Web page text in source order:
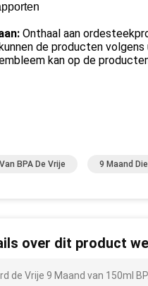
Onthaal aan
de producten
kan op de
BPA De Vrije 9 Maand
over dit product
de Vrije 9 Maand van 150ml